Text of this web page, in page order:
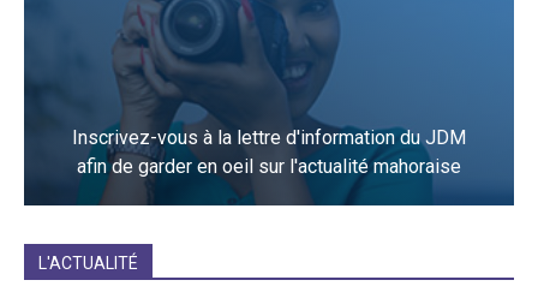
Inscrivez-vous à la lettre d'information du JDM
afin de garder en oeil sur l'actualité mahoraise
L'ACTUALITÉ